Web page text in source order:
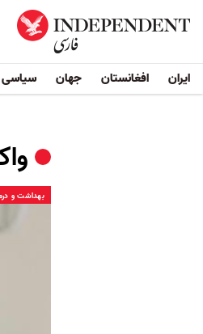
ایران افغانستان جهان سیاسی
بهداشت و